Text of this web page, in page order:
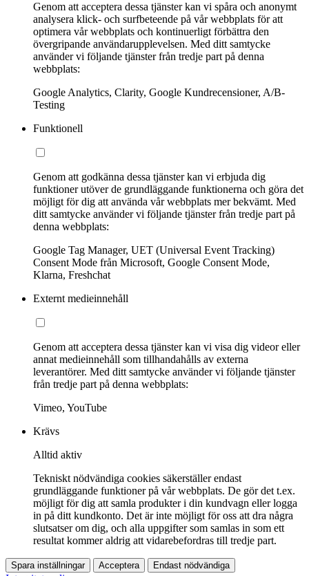
Genom att acceptera dessa tjänster kan vi spåra och anonymt
analysera klick- och surfbeteende på vår webbplats för att
optimera vår webbplats och kontinuerligt förbättra den
övergripande användarupplevelsen. Med ditt samtycke
använder vi följande tjänster från tredje part på denna
webbplats:
Google Analytics, Clarity, Google Kundrecensioner, A/B-
Testing
Funktionell
Genom att godkänna dessa tjänster kan vi erbjuda dig
funktioner utöver de grundläggande funktionerna och göra det
möjligt för dig att använda vår webbplats mer bekvämt. Med
ditt samtycke använder vi följande tjänster från tredje part på
denna webbplats:
Google Tag Manager, UET (Universal Event Tracking)
Consent Mode från Microsoft, Google Consent Mode,
Klarna, Freshchat
Externt medieinnehåll
Genom att acceptera dessa tjänster kan vi visa dig videor eller
annat medieinnehåll som tillhandahålls av externa
leverantörer. Med ditt samtycke använder vi följande tjänster
från tredje part på denna webbplats:
Vimeo, YouTube
Krävs
Alltid aktiv
Tekniskt nödvändiga cookies säkerställer endast
grundläggande funktioner på vår webbplats. De gör det t.ex.
möjligt för dig att samla produkter i din kundvagn eller logga
in på ditt kundkonto. Det är inte möjligt för oss att dra några
slutsatser om dig, och alla uppgifter som samlas in som ett
resultat kommer aldrig att vidarebefordras till tredje part.
Spara inställningar Acceptera Endast nödvändiga